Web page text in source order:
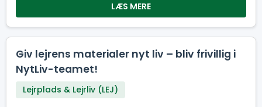
Tryghedsværter eller lignende fra andre store
kalde os selv for “De lyttende ører”, som tager
afsæt i det engelske koncept “Listening ears” der
også findes på bl.a. verdensjamboreen.
LÆS MERE
Giv lejrens materialer nyt liv – bliv frivillig i
NytLiv-teamet!
Lejrplads & Lejrliv (LEJ)